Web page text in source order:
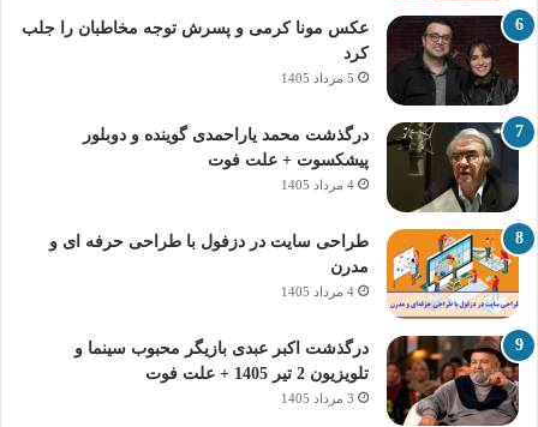
عکس مونا کرمی و پسرش توجه مخاطبان را جلب
کرد
5 مرداد 1405
درگذشت محمد یاراحمدی گوینده و دوبلور
پیشکسوت + علت فوت
4 مرداد 1405
طراحی سایت در دزفول با طراحی حرفه‌ ای و
مدرن
4 مرداد 1405
درگذشت اکبر عبدی بازیگر محبوب سینما و
تلویزیون 2 تیر 1405 + علت فوت
3 مرداد 1405